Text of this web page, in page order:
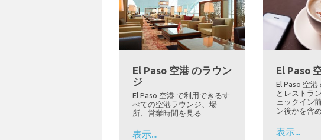
El Paso 空港 のラウン
ジ
El Paso 空港 で利用できるす
べての空港ラウンジ、場
所、営業時間を見る
表示...
El Paso
El Paso 空港
とレストラ
ェックイン
ン後かを含
表示...